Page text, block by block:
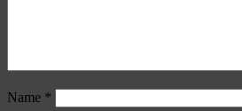
Name *